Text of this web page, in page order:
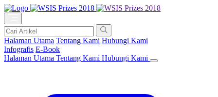
Halaman Utama Tentang Kami Hubungi Kami
Infografis E-Book
Halaman Utama Tentang Kami Hubungi Kami